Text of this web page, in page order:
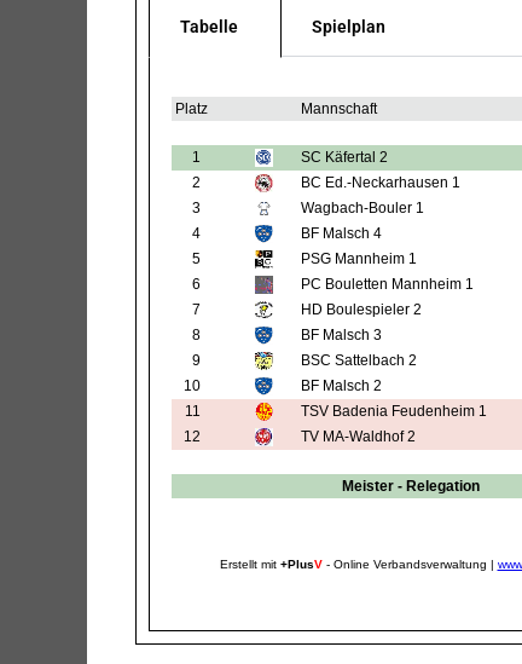
Tabelle Spielplan